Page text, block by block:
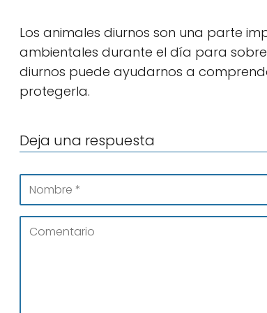
Los animales diurnos son una parte
ambientales durante el día para
diurnos puede ayudarnos a
protegerla.
Deja una respuesta